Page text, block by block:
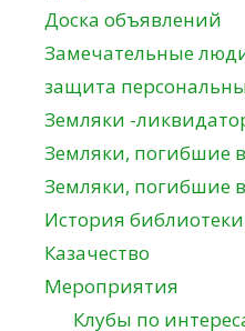
Доска объявлений
Замечательные
защита
Земляки -
Земляки, погибшие
Земляки, погибшие
История библиотеки
Казачество
Мероприятия
Клубы по